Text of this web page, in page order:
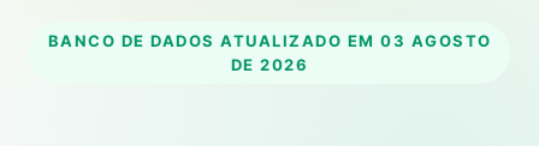
BANCO DE DADOS ATUALIZADO EM 03 AGOSTO
DE 2026